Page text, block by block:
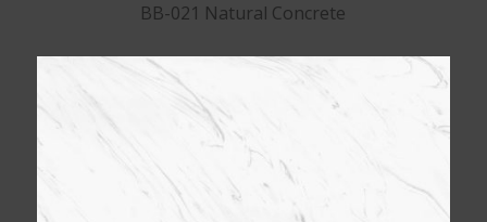
BB-021 Natural Concrete